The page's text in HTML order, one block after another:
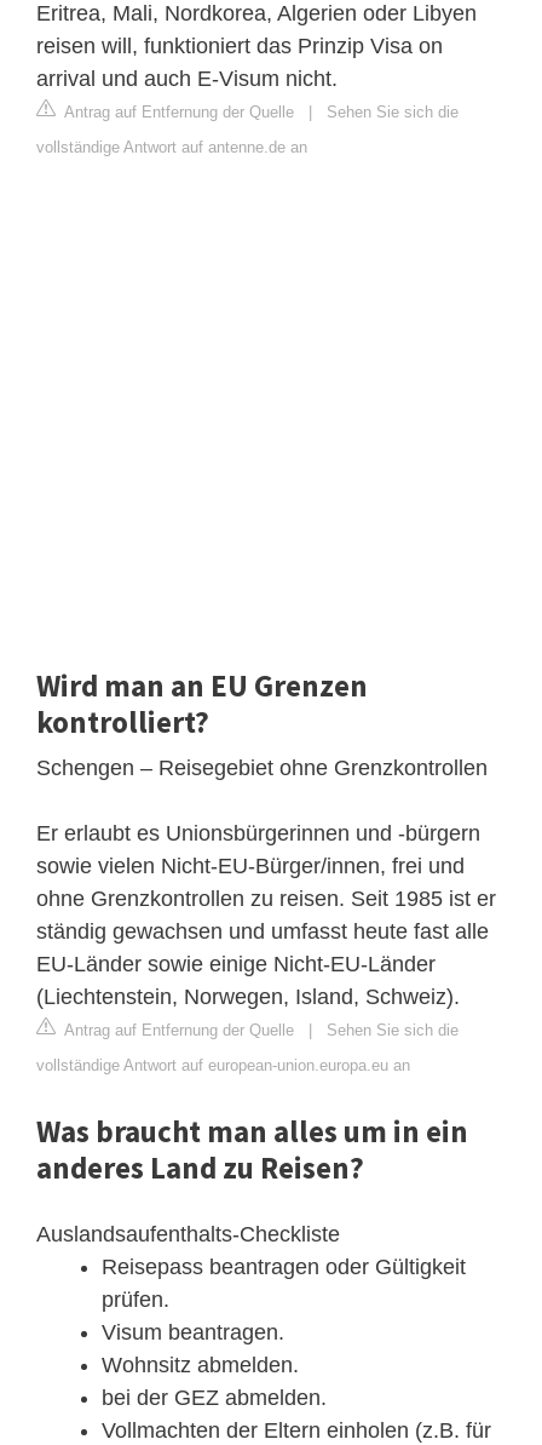
Eritrea, Mali, Nordkorea, Algerien oder Libyen
reisen will, funktioniert das Prinzip Visa on
arrival und auch E-Visum nicht.
Antrag auf Entfernung der Quelle
Sehen Sie sich die
vollständige Antwort auf antenne.de an
Wird man an EU Grenzen
kontrolliert?
Schengen – Reisegebiet ohne Grenzkontrollen
Er erlaubt es Unionsbürgerinnen und -bürgern
sowie vielen Nicht-EU-Bürger/innen, frei und
ohne Grenzkontrollen zu reisen. Seit 1985 ist er
ständig gewachsen und umfasst heute fast alle
EU-Länder sowie einige Nicht-EU-Länder
(Liechtenstein, Norwegen, Island, Schweiz).
Antrag auf Entfernung der Quelle
Sehen Sie sich die
vollständige Antwort auf european-union.europa.eu an
Was braucht man alles um in ein
anderes Land zu Reisen?
Auslandsaufenthalts-Checkliste
Reisepass beantragen oder Gültigkeit
prüfen.
Visum beantragen.
Wohnsitz abmelden.
bei der GEZ abmelden.
Vollmachten der Eltern einholen (z.B. für